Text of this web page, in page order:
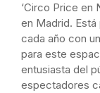
‘Circo Price en
en Madrid.
cada año con
para este
entusiasta del
espectadores